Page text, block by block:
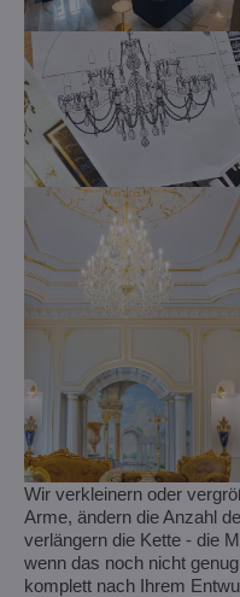
Wir verkleinern oder
Arme, ändern die Anzahl
verlängern die Kette - die
wenn das noch nicht
komplett nach Ihrem